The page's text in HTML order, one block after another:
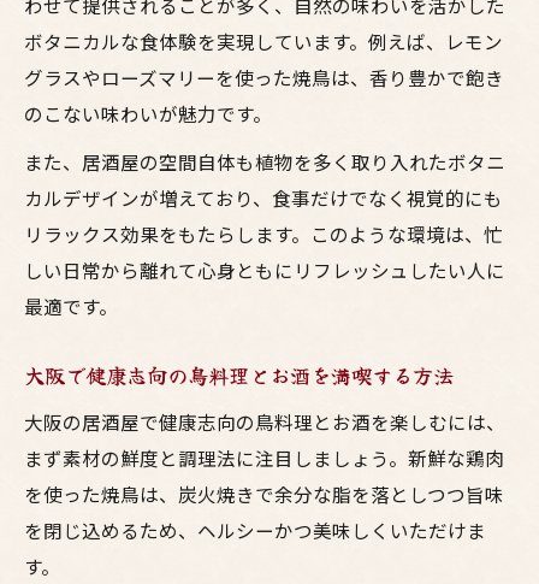
ボタニカルな食体験を実現しています。例えば、レモン
グラスやローズマリーを使った焼鳥は、香り豊かで飽き
のこない味わいが魅力です。
また、居酒屋の空間自体も植物を多く取り入れたボタニ
カルデザインが増えており、食事だけでなく視覚的にも
リラックス効果をもたらします。このような環境は、忙
しい日常から離れて心身ともにリフレッシュしたい人に
最適です。
大阪で健康志向の鳥料理とお酒を満喫する方法
大阪の居酒屋で健康志向の鳥料理とお酒を楽しむには、
まず素材の鮮度と調理法に注目しましょう。新鮮な鶏肉
を使った焼鳥は、炭火焼きで余分な脂を落としつつ旨味
を閉じ込めるため、ヘルシーかつ美味しくいただけま
す。